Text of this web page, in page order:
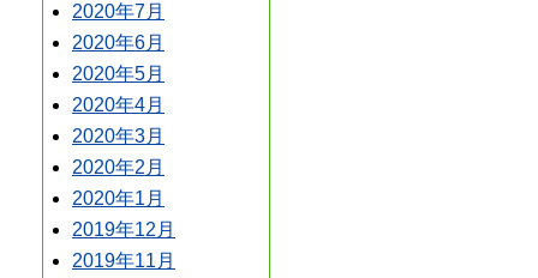
2020年7月
2020年6月
2020年5月
2020年4月
2020年3月
2020年2月
2020年1月
2019年12月
2019年11月